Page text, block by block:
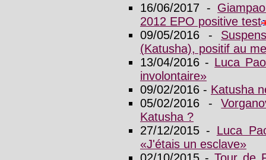
16/06/2017 -
2012 EPO positive test
09/05/2016 -
(Katusha), positif au
13/04/2016 - Luca
involontaire»
09/02/2016 - Katusha
05/02/2016 -
Katusha ?
27/12/2015 - Luca
«J'étais un esclave»